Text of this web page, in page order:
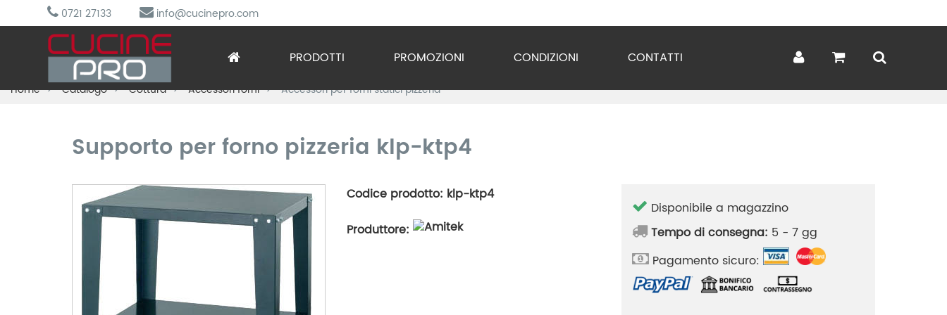
0721 27133 info@cucinepro.com
PRODOTTI
Arredo Inox
Lavaggio
Preparazione
Refrigerazione
Sottovuoto
PROMOZIONI CONDIZIONI CONTATTI
Home Catalogo Cottura Accessori forni Accessori per forni statici pizzeria
Supporto per forno pizzeria klp-ktp4
Codice prodotto: klp-ktp4
Produttore:
Disponibile a magazzino
Tempo di consegna: 5 - 7 gg
Pagamento sicuro: